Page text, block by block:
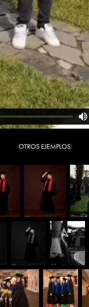
OTROS EJEMPLOS: